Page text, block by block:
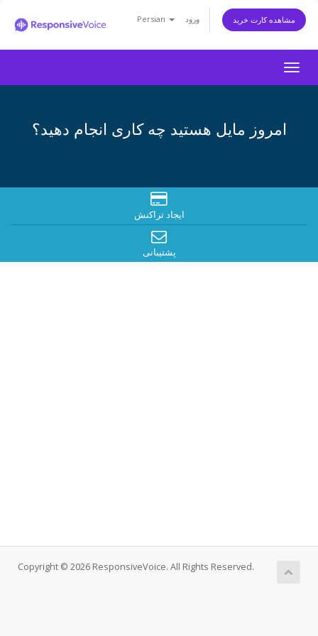
Persian ورود مشاهده کارت خرید
امروز مایل هستید چه کاری انجام دهید؟
ایجاد تراکنش
پشتیبانی
Copyright © 2026 ResponsiveVoice. All Rights Reserved.